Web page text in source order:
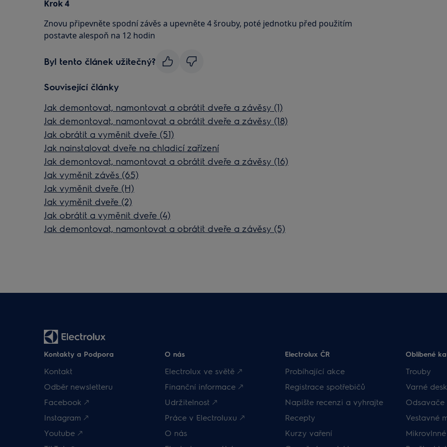
Krok 4
Znovu připevněte spodní závěs a upevněte 4 šrouby, poté jednotku před použitím
postavte alespoň na 12 hodin
Byl tento článek užitečný?
Související články
Jak demontovat, namontovat a obrátit dveře a závěsy (1)
Jak demontovat, namontovat a obrátit dveře a závěsy (18)
Jak obrátit a vyměnit dveře (51)
Jak nainstalovat dveře na chladicí zařízení
Jak demontovat, namontovat a obrátit dveře a závěsy (16)
Jak vyměnit závěs (65)
Jak vyměnit dveře (H)
Jak vyměnit dveře (2)
Jak obrátit a vyměnit dveře (4)
Jak demontovat, namontovat a obrátit dveře a závěsy (5)
Kontakty a Podpora
Kontakt
Odběr newsletteru
Facebook 🡕
Instagram 🡕
Youtube 🡕
O nás
Electrolux ve světě 🡕
Finanční informace 🡕
Udržitelnost 🡕
Práce v Electroluxu 🡕
O nás
Electrolux ČR
Probíhající akce
Registrace spotřebičů
Napište recenzi a vyhrajte
Recepty
Kurzy vaření
Oblíbené
Trouby
Varné
Odsavače
Vestavné